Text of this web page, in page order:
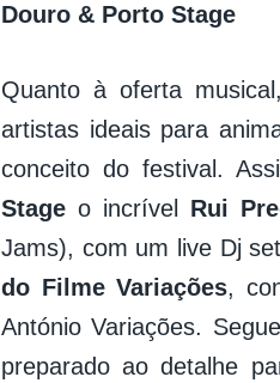
Douro & Porto Stage
Quanto à oferta
artistas ideais para
conceito do festival.
Stage o incrível Rui
Jams), com um live Dj
do Filme Variações,
António Variações.
preparado ao detalhe